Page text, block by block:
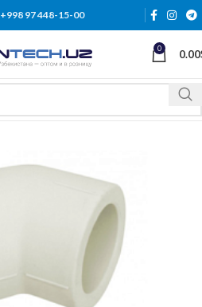
+998 97 448-15-00
0 0.00